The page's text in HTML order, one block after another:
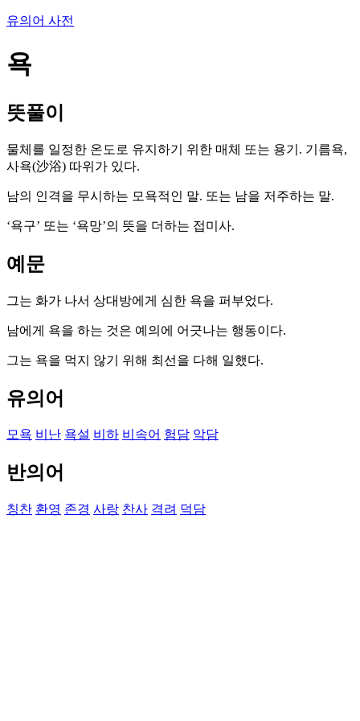
유의어 사전
욕
뜻풀이
물체를 일정한 온도로 유지하기 위한 매체 또는 용기. 기름욕,
사욕(沙浴) 따위가 있다.
남의 인격을 무시하는 모욕적인 말. 또는 남을 저주하는 말.
‘욕구’ 또는 ‘욕망’의 뜻을 더하는 접미사.
예문
그는 화가 나서 상대방에게 심한 욕을 퍼부었다.
남에게 욕을 하는 것은 예의에 어긋나는 행동이다.
그는 욕을 먹지 않기 위해 최선을 다해 일했다.
유의어
모욕 비난 욕설 비하 비속어 험담 악담
반의어
칭찬 환영 존경 사랑 찬사 격려 덕담